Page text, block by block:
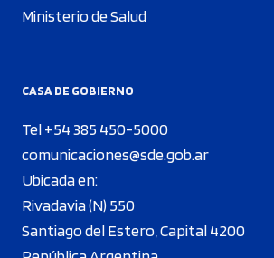
Ministerio de Salud
CASA DE GOBIERNO
Tel +54 385 450-5000
comunicaciones@sde.gob.ar
Ubicada en:
Rivadavia (N) 550
Santiago del Estero, Capital 4200